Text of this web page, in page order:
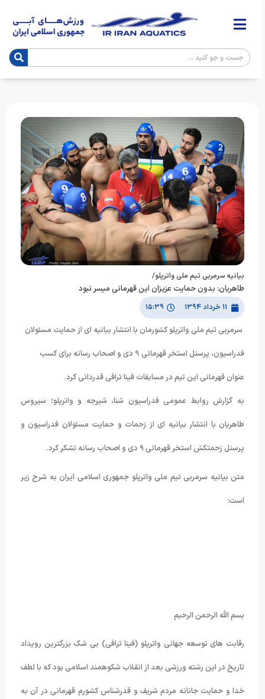
بیانیه سرمربی تیم ملی واترپلو/
طاهریان: بدون حمایت عزیزان این قهرمانی میسر نبود
۱۱ خرداد ۱۳۹۴ ۱۵:۳۹
سرمربی تیم ملی واترپلو کشورمان با انتشار بیانیه ای از حمایت مسئولان
فدراسیون، پرسنل استخر قهرمانی 9 دی و اصحاب رسانه برای کسب
عنوان قهرمانی این تیم در مسابقات فینا ترافی قدردانی کرد.
به گزارش روابط عمومی فدراسیون شنا، شیرجه و واترپلو؛ سیروس
طاهریان با انتشار بیانیه ای از زحمات و حمایت مسئولان فدراسیون و
پرسنل زحمتکش استخر قهرمانی ۹ دی و اصحاب رسانه تشکر کرد.
متن بیانیه سرمربی تیم ملی واترپلو جمهوری اسلامی ایران به شرح زیر
است:
بسم الله الرحمن الرحیم
رقابت های توسعه جهانی واترپلو (فینا ترافی) بی شک بزرگترین رویداد
تاریخ در این رشته ورزشی بعد از انقلاب شکوهمند اسلامی بود که با لطف
خدا و حمایت جانانه مردم شریف و قدرشناس کشورم قهرمانی در آن به